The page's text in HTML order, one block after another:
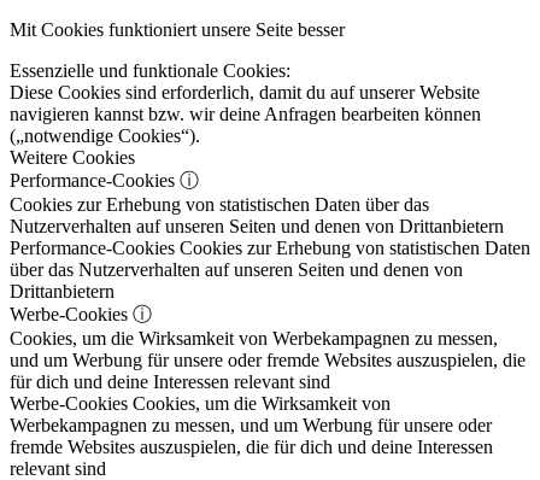
Mit Cookies funktioniert unsere Seite besser
Essenzielle und funktionale Cookies:
Diese Cookies sind erforderlich, damit du auf unserer Website
navigieren kannst bzw. wir deine Anfragen bearbeiten können
(„notwendige Cookies“).
Weitere Cookies
Performance-Cookies ⓘ
Cookies zur Erhebung von statistischen Daten über das
Nutzerverhalten auf unseren Seiten und denen von Drittanbietern
Performance-Cookies Cookies zur Erhebung von statistischen Daten
über das Nutzerverhalten auf unseren Seiten und denen von
Drittanbietern
Werbe-Cookies ⓘ
Cookies, um die Wirksamkeit von Werbekampagnen zu messen,
und um Werbung für unsere oder fremde Websites auszuspielen, die
für dich und deine Interessen relevant sind
Werbe-Cookies Cookies, um die Wirksamkeit von
Werbekampagnen zu messen, und um Werbung für unsere oder
fremde Websites auszuspielen, die für dich und deine Interessen
relevant sind